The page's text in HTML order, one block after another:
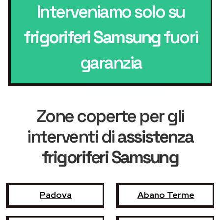
Interveniamo solo su
frigoriferi Samsungfuori
garanzia
Zone coperte per gli
interventi diassistenza
frigoriferi Samsung
Padova Abano Terme